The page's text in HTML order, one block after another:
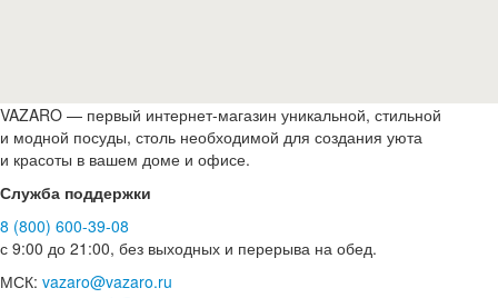
VAZARO — первый интернет-магазин уникальной, стильной
и модной посуды, столь необходимой для создания уюта
и красоты в вашем доме и офисе.
Служба поддержки
8 (800) 600-39-08
с 9:00 до 21:00, без выходных и перерыва на обед.
МСК: vazaro@vazaro.ru